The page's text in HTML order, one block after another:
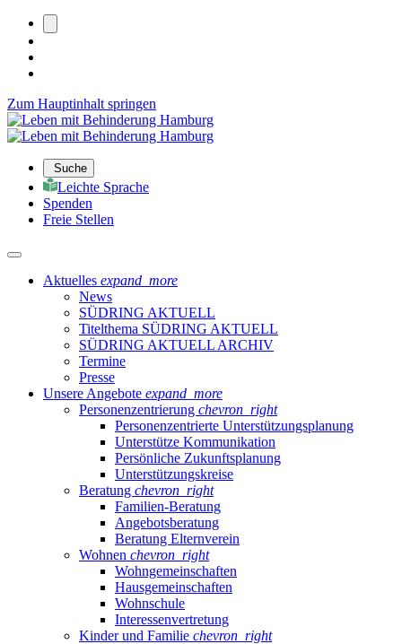
Zum Hauptinhalt springen
Suche
Leichte Sprache
Spenden
Freie Stellen
Aktuelles expand_more
News
SÜDRING AKTUELL
Titelthema SÜDRING AKTUELL
SÜDRING AKTUELL ARCHIV
Termine
Presse
Unsere Angebote expand_more
Personenzentrierung chevron_right
Personenzentrierte Unterstützungsplanung
Unterstütze Kommunikation
Persönliche Zukunftsplanung
Unterstützungskreise
Beratung chevron_right
Familien-Beratung
Angebotsberatung
Beratung Elternverein
Wohnen chevron_right
Wohngemeinschaften
Hausgemeinschaften
Wohnschule
Interessenvertretung
Kinder und Familie chevron_right